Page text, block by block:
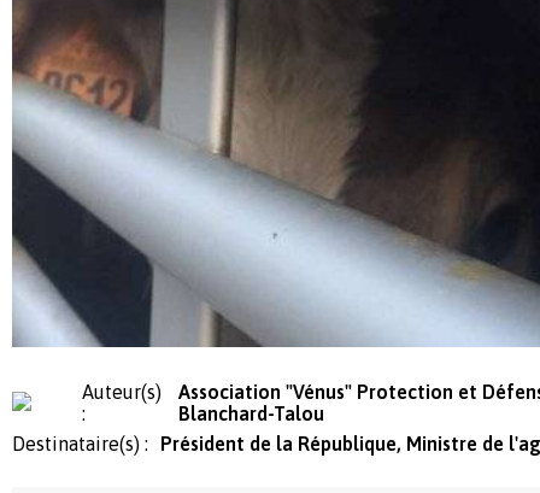
Auteur(s)
:
Association "Vénus" Protection et
Blanchard-Talou
Destinataire(s) :
Président de la République, Ministre de